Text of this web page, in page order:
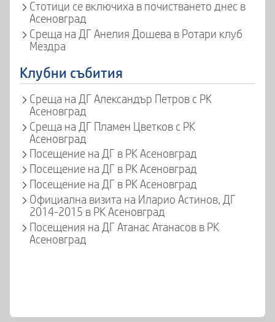
Стотици се включиха в почистването днес в
Асеновград
Среща на ДГ Анелия Дошева в Ротари клуб
Мездра
Клубни събития
Среща на ДГ Александър Петров с РК
Асеновград
Среща на ДГ Пламен Цветков с РК
Асеновград
Посещение на ДГ в РК Асеновград
Посещение на ДГ в РК Асеновград
Посещение на ДГ в РК Асеновград
Официална визита на Иларио Астинов, ДГ
2014-2015 в РК Асеновград
Посещения на ДГ Атанас Атанасов в РК
Асеновград